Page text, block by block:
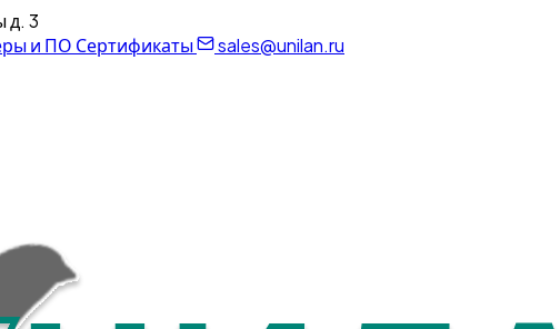
д. 3
и ПО Сертификаты sales@unilan.ru